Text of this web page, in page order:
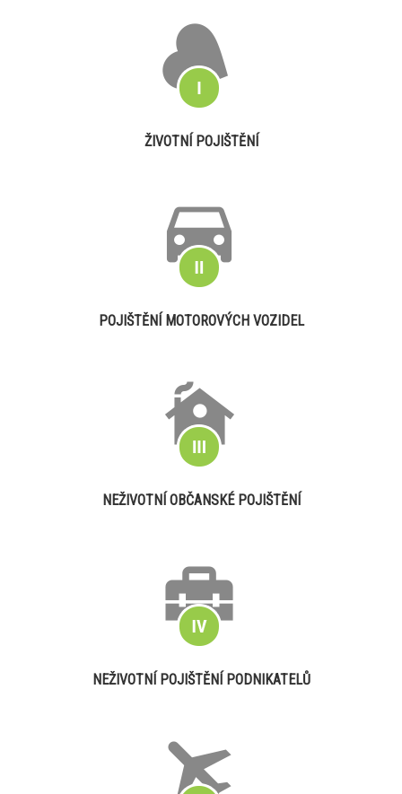
ŽIVOTNÍ POJIŠTĚNÍ
POJIŠTĚNÍ MOTOROVÝCH VOZIDEL
NEŽIVOTNÍ OBČANSKÉ POJIŠTĚNÍ
NEŽIVOTNÍ POJIŠTĚNÍ PODNIKATELŮ